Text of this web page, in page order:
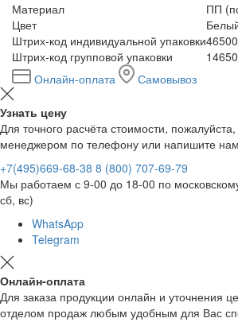
Материал
ПП
Цвет
Штрих-код индивидуальной упаковки
Штрих-код групповой упаковки
Онлайн-оплата
Самовывоз
Узнать цену
Для точного расчёта стоимости,
менеджером по телефону или напишите
+7(495)669-68-38 8 (800) 707-69-79
Мы работаем с 9-00 до 18-00 по
сб, вс)
WhatsApp
Telegram
Онлайн-оплата
Для заказа продукции онлайн и уточнения
отделом продаж любым удобным для Вас